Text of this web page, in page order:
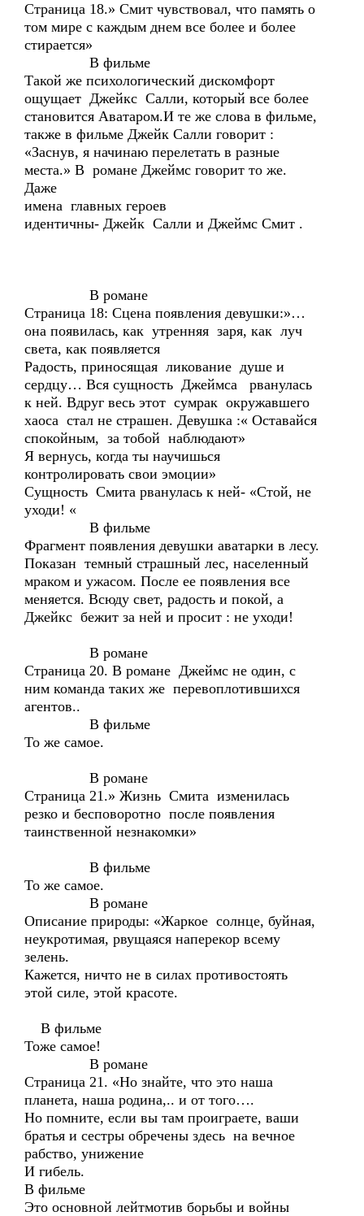
Страница 18.» Смит чувствовал, что память о
том мире с каждым днем все более и более
стирается»
В фильме
Такой же психологический дискомфорт
ощущает Джейкс Салли, который все более
становится Аватаром.И те же слова в фильме,
также в фильме Джейк Салли говорит :
«Заснув, я начинаю перелетать в разные
места.» В романе Джеймс говорит то же.
Даже
имена главных героев
идентичны- Джейк Салли и Джеймс Смит .
В романе
Страница 18: Сцена появления девушки:»…
она появилась, как утренняя заря, как луч
света, как появляется
Радость, приносящая ликование душе и
сердцу… Вся сущность Джеймса рванулась
к ней. Вдруг весь этот сумрак окружавшего
хаоса стал не страшен. Девушка :« Оставайся
спокойным, за тобой наблюдают»
Я вернусь, когда ты научишься
контролировать свои эмоции»
Сущность Смита рванулась к ней- «Стой, не
уходи! «
В фильме
Фрагмент появления девушки аватарки в лесу.
Показан темный страшный лес, населенный
мраком и ужасом. После ее появления все
меняется. Всюду свет, радость и покой, а
Джейкс бежит за ней и просит : не уходи!
В романе
Страница 20. В романе Джеймс не один, с
ним команда таких же перевоплотившихся
агентов..
В фильме
То же самое.
В романе
Страница 21.» Жизнь Смита изменилась
резко и бесповоротно после появления
таинственной незнакомки»
В фильме
То же самое.
В романе
Описание природы: «Жаркое солнце, буйная,
неукротимая, рвущаяся наперекор всему
зелень.
Кажется, ничто не в силах противостоять
этой силе, этой красоте.
В фильме
Тоже самое!
В романе
Страница 21. «Но знайте, что это наша
планета, наша родина,.. и от того….
Но помните, если вы там проиграете, ваши
братья и сестры обречены здесь на вечное
рабство, унижение
И гибель.
В фильме
Это основной лейтмотив борьбы и войны